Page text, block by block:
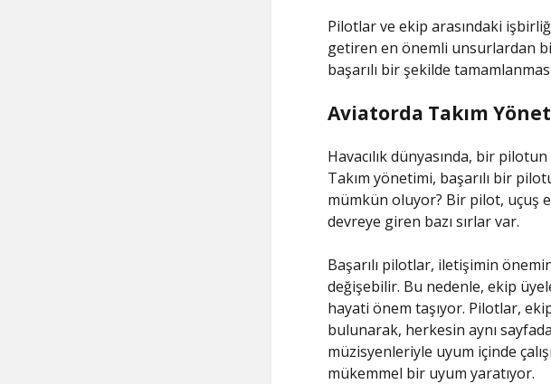
Pilotlar ve ekip arasındaki
getiren en önemli unsurlardan
başarılı bir şekilde
Aviatorda Takım
Havacılık dünyasında, bir
Takım yönetimi, başarılı bir
mümkün oluyor? Bir pilot, uçuş
devreye giren bazı sırlar var.
Başarılı pilotlar, iletişimin
değişebilir. Bu nedenle, ekip
hayati önem taşıyor. Pilotlar,
bulunarak, herkesin aynı
müzisyenleriyle uyum içinde
mükemmel bir uyum yaratıyor.